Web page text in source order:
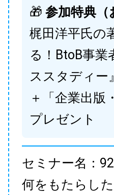
🎁 参加特典（
梶田洋平氏の
る！BtoB事
ススタディー』
＋「企業出版
プレゼント
セミナー名：
何をもたらし